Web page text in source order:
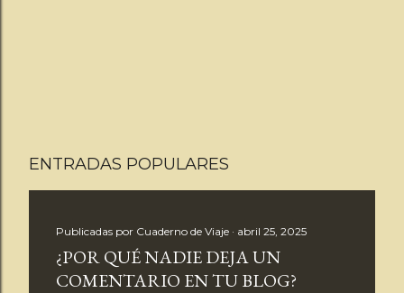
ENTRADAS POPULARES
Publicadas por Cuaderno de Viaje abril 25, 2025
¿POR QUÉ NADIE DEJA UN
COMENTARIO EN TU BLOG?